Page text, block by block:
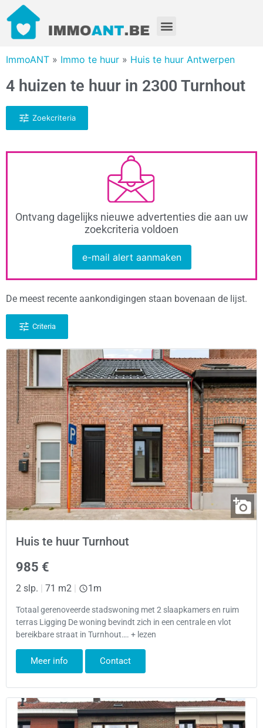
ImmoANT » Immo te huur » Huis te huur Antwerpen
4 huizen te huur in 2300 Turnhout
Zoekcriteria
Ontvang dagelijks nieuwe advertenties die aan uw
zoekcriteria voldoen
e-mail alert aanmaken
De meest recente aankondigingen staan bovenaan de lijst.
Criteria
Huis te huur Turnhout
985 €
2 slp. | 71 m2 | 1m
Totaal gerenoveerde stadswoning met 2 slaapkamers en ruim
terras Ligging De woning bevindt zich in een centrale en vlot
bereikbare straat in Turnhout…. + lezen
Meer info Contact